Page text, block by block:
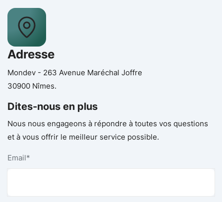
Adresse
Mondev - 263 Avenue Maréchal Joffre
30900 Nîmes.
Dites-nous en plus
Nous nous engageons à répondre à toutes vos questions
et à vous offrir le meilleur service possible.
Email*